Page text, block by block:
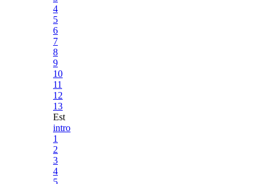
4
5
6
7
8
9
10
11
12
13
Est
intro
1
2
3
4
5